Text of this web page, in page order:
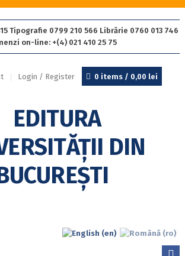
Tipografie 0799 210 566 Librărie 0760 013 746
on-line: +(4) 021 410 25 75
Login / Register 0 items / 0,00 lei